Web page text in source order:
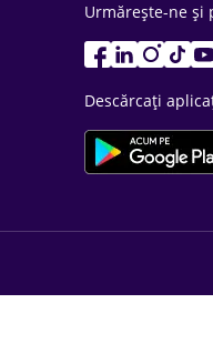
Urmărește-ne și
Descărcați